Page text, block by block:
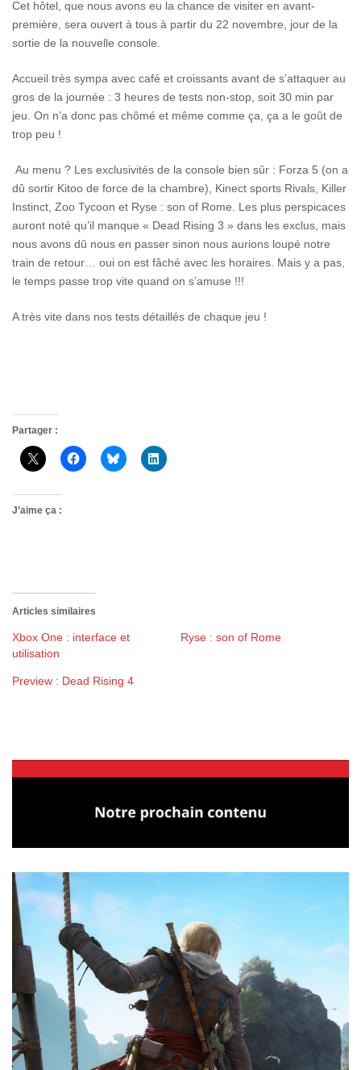
Cet hôtel, que nous avons eu la chance de visiter en avant-
première, sera ouvert à tous à partir du 22 novembre, jour de la
sortie de la nouvelle console.
Accueil très sympa avec café et croissants avant de s’attaquer au
gros de la journée : 3 heures de tests non-stop, soit 30 min par
jeu. On n’a donc pas chômé et même comme ça, ça a le goût de
trop peu !
Au menu ? Les exclusivités de la console bien sûr : Forza 5 (on a
dû sortir Kitoo de force de la chambre), Kinect sports Rivals, Killer
Instinct, Zoo Tycoon et Ryse : son of Rome. Les plus perspicaces
auront noté qu’il manque « Dead Rising 3 » dans les exclus, mais
nous avons dû nous en passer sinon nous aurions loupé notre
train de retour… oui on est fâché avec les horaires. Mais y a pas,
le temps passe trop vite quand on s’amuse !!!
A très vite dans nos tests détaillés de chaque jeu !
Partager :
J’aime ça :
Articles similaires
Xbox One : interface et
utilisation
Ryse : son of Rome
Preview : Dead Rising 4